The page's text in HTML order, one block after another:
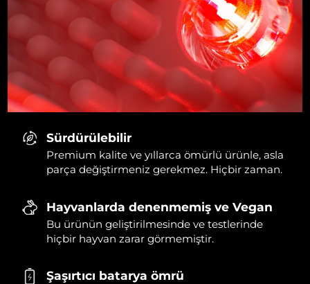
Sürdürülebilir
Premium kalite ve yıllarca ömürlü ürünle, asla
parça değiştirmeniz gerekmez. Hiçbir zaman.
Hayvanlarda denenmemiş ve Vegan
Bu ürünün geliştirilmesinde ve testlerinde
hiçbir hayvan zarar görmemiştir.
Şaşırtıcı batarya ömrü